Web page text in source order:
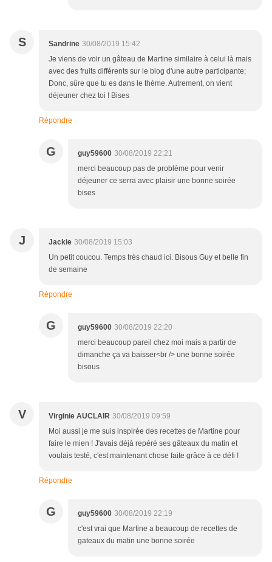
S Sandrine 30/08/2019 15:42
Je viens de voir un gâteau de Martine similaire à celui là mais
avec des fruits différents sur le blog d'une autre participante;
Donc, sûre que tu es dans le thème. Autrement, on vient
déjeuner chez toi ! Bises
Répondre
G guy59600 30/08/2019 22:21
merci beaucoup pas de problème pour venir
déjeuner ce serra avec plaisir une bonne soirée
bises
J Jackie 30/08/2019 15:03
Un petit coucou. Temps très chaud ici. Bisous Guy et belle fin
de semaine
Répondre
G guy59600 30/08/2019 22:20
merci beaucoup pareil chez moi mais a partir de
dimanche ça va baisser<br /> une bonne soirée
bisous
V Virginie AUCLAIR 30/08/2019 09:59
Moi aussi je me suis inspirée des recettes de Martine pour
faire le mien ! J'avais déjà repéré ses gâteaux du matin et
voulais testé, c'est maintenant chose faite grâce à ce défi !
Répondre
G guy59600 30/08/2019 22:19
c'est vrai que Martine a beaucoup de recettes de
gateaux du matin une bonne soirée